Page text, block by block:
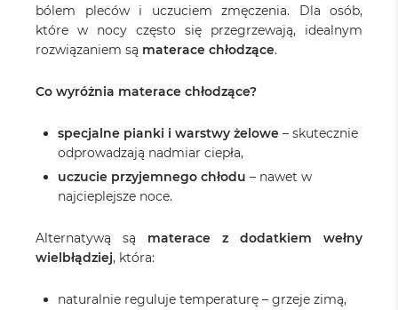
bólem pleców i uczuciem zmęczenia. Dla osób,
które w nocy często się przegrzewają, idealnym
rozwiązaniem są materace chłodzące.
Co wyróżnia materace chłodzące?
specjalne pianki i warstwy żelowe – skutecznie
odprowadzają nadmiar ciepła,
uczucie przyjemnego chłodu – nawet w
najcieplejsze noce.
Alternatywą są materace z dodatkiem wełny
wielbłądziej, która:
naturalnie reguluje temperaturę – grzeje zimą,